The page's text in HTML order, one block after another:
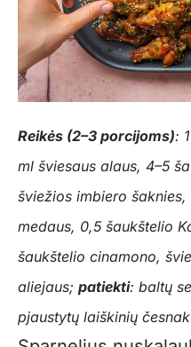
Reikės (2–3 porcijoms):
ml šviesaus alaus, 4–5
šviežios imbiero
medaus, 0,5 šaukštelio
šaukštelio cinamono,
aliejaus; patiekti: baltų
pjaustytų laiškinių